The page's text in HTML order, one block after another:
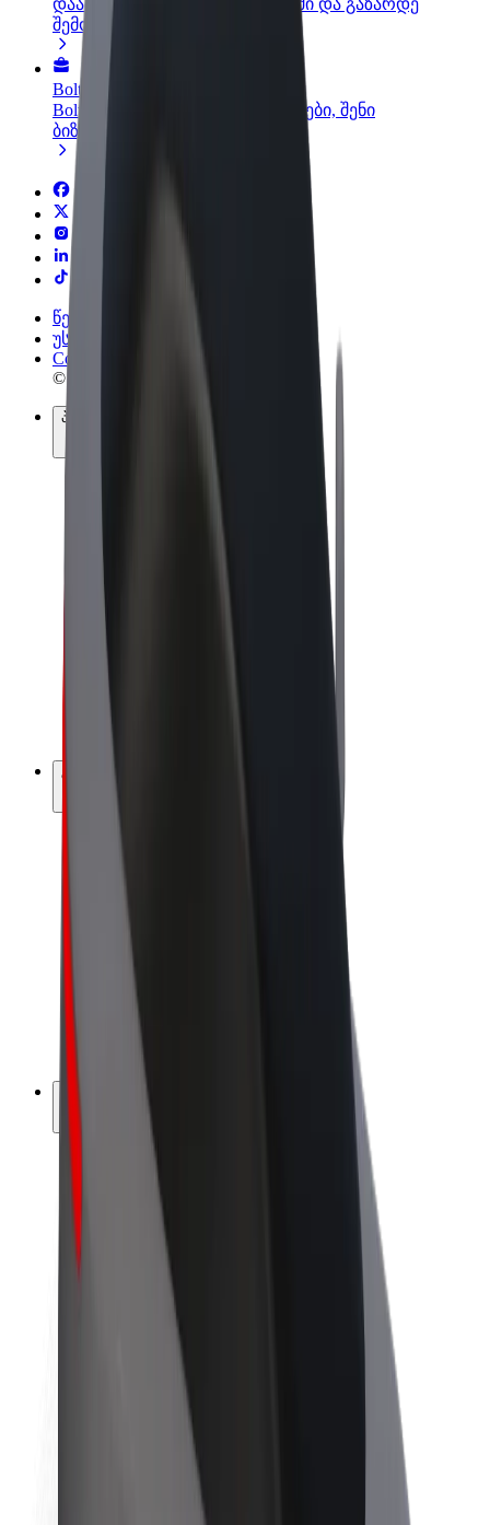
დაამატე შენი ავტოპარკი Bolt-ში და გაზარდე
შემოსავალი
Bolt ბიზნესისთვის
Bolt-ის პროდუქტები და სერვისები, შენი
ბიზნესისთვის
წესები და პირობები
უსაფრთხოება
Cookies
© 2026 Bolt Technology OÜ
პროდუქტები
Bolt Food
Bolt Drive
Bolt ბიზნესისთვის
ელ. ბაიკი
გამოიმუშავე Bolt-თან ერთად
ავტოპარკები
ფრენჩაიზი
ვაკანსიები
Bolt-ის შესახებ
Bolt და ეკომეგობრულობა
ნულოვანი პროექტი
სიახლეები
ბრენდის გზამკვლევი
ინვესტორებთან ურთიერთობა